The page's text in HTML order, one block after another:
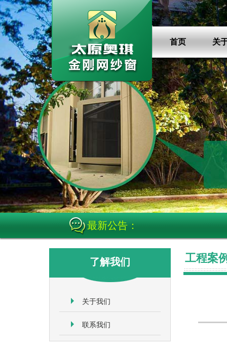
首页 关
最新公告：
了解我们
关于我们
联系我们
工程案